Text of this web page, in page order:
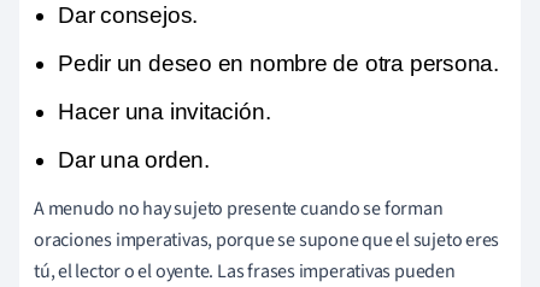
Dar consejos.
Pedir un deseo en nombre de otra persona.
Hacer una invitación.
Dar una orden.
A menudo no hay sujeto presente cuando se forman
oraciones imperativas, porque se supone que el sujeto eres
tú, el lector o el oyente. Las frases imperativas pueden